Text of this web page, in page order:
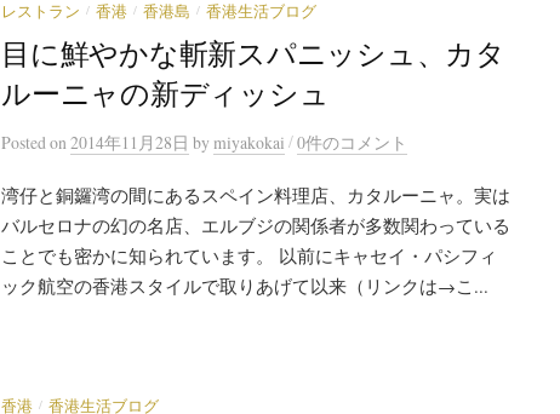
レストラン / 香港 / 香港島 / 香港生活ブログ
目に鮮やかな斬新スパニッシュ、カタ
ルーニャの新ディッシュ
Postedon 2014年11月28日 by miyakokai /0件のコメント
湾仔と銅鑼湾の間にあるスペイン料理店、カタルーニャ。実は
バルセロナの幻の名店、エルブジの関係者が多数関わっている
ことでも密かに知られています。 以前にキャセイ・パシフィ
ック航空の香港スタイルで取りあげて以来（リンクは→こ...
香港 / 香港生活ブログ